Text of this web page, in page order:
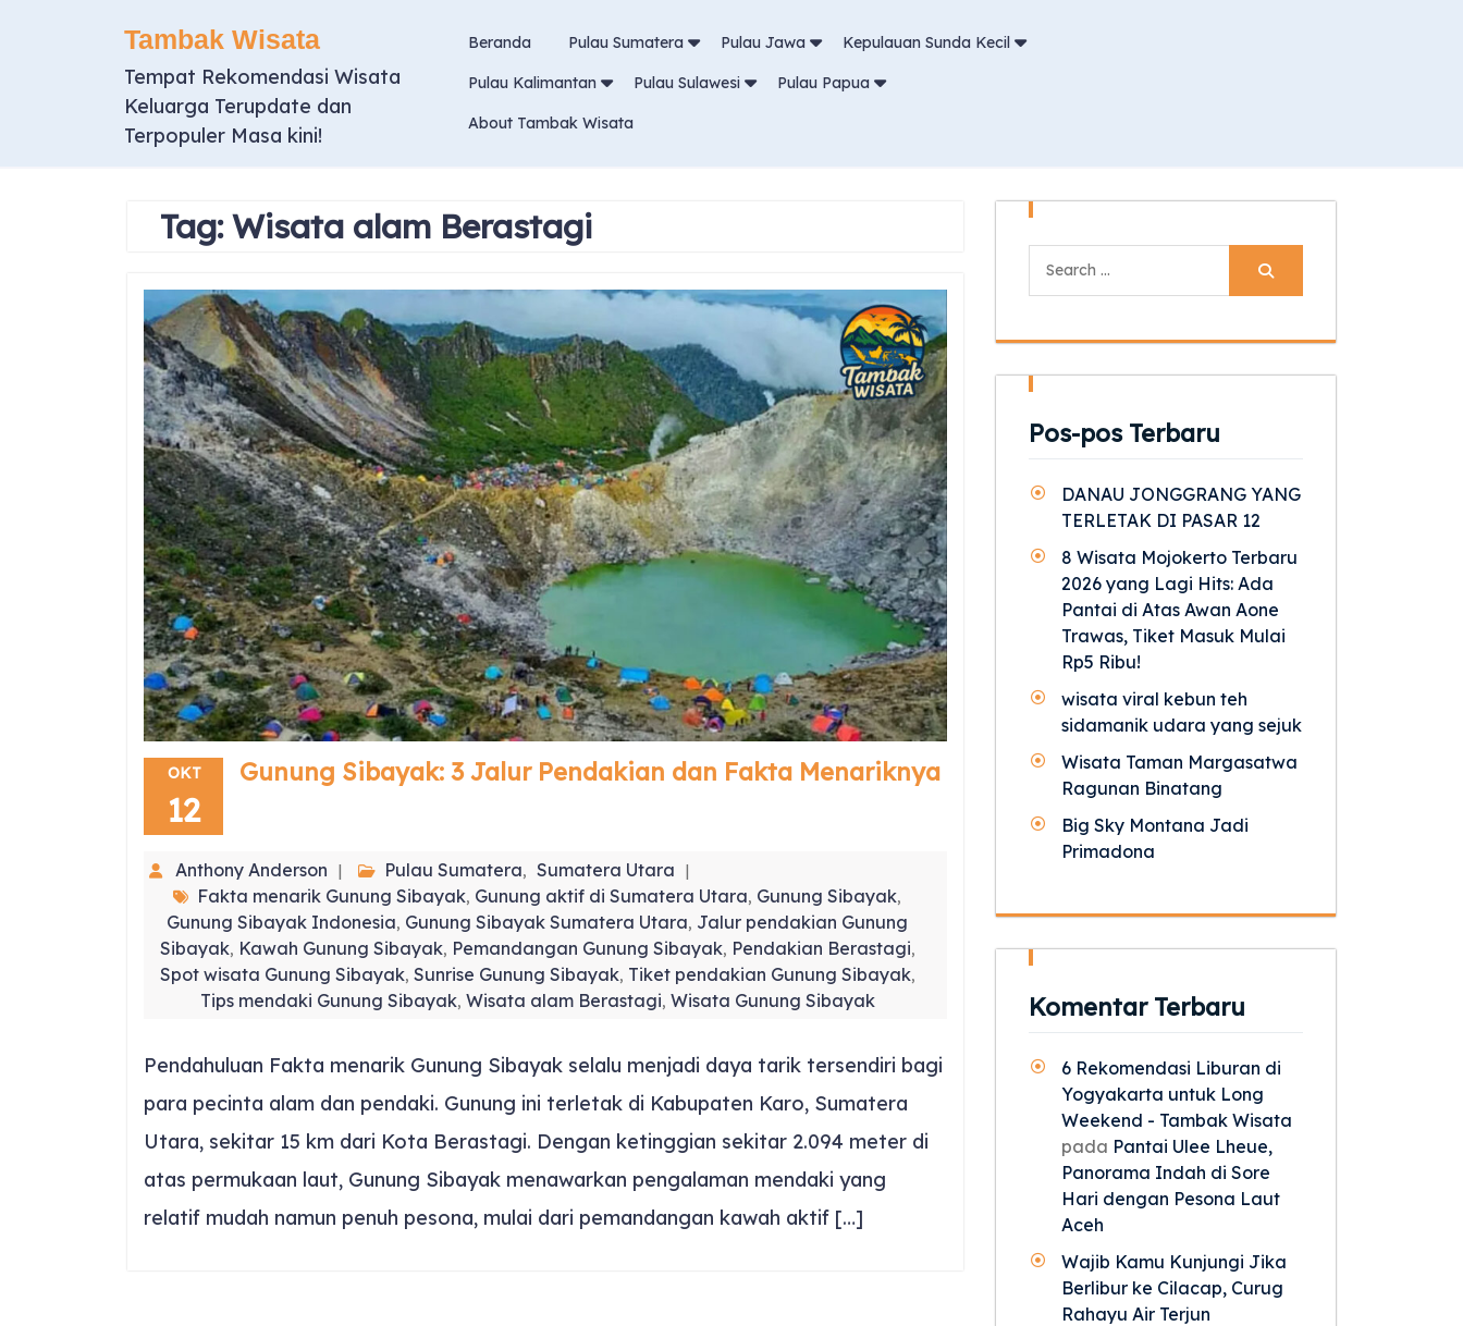
Tambak Wisata
Tempat Rekomendasi Wisata
Keluarga Terupdate dan
Terpopuler Masa kini!
Beranda Pulau Sumatera Pulau Jawa Kepulauan Sunda Kecil
Pulau Kalimantan Pulau Sulawesi Pulau Papua
About Tambak Wisata
Tag:Wisata alam Berastagi
OKT
12
Gunung Sibayak: 3 Jalur Pendakian dan Fakta Menariknya
Anthony Anderson Pulau Sumatera, Sumatera Utara
Fakta menarik Gunung Sibayak, Gunung aktif di Sumatera Utara, Gunung Sibayak,
Gunung Sibayak Indonesia, Gunung Sibayak Sumatera Utara, Jalur pendakian Gunung
Sibayak, Kawah Gunung Sibayak, Pemandangan Gunung Sibayak, Pendakian Berastagi,
Spot wisata Gunung Sibayak, Sunrise Gunung Sibayak, Tiket pendakian Gunung Sibayak,
Tips mendaki Gunung Sibayak, Wisata alam Berastagi, Wisata Gunung Sibayak
Pendahuluan Fakta menarik Gunung Sibayak selalu menjadi daya tarik tersendiri bagi
para pecinta alam dan pendaki. Gunung ini terletak di Kabupaten Karo, Sumatera
Utara, sekitar 15 km dari Kota Berastagi. Dengan ketinggian sekitar 2.094 meter di
atas permukaan laut, Gunung Sibayak menawarkan pengalaman mendaki yang
relatif mudah namun penuh pesona, mulai dari pemandangan kawah aktif […]
Pos-pos Terbaru
DANAU JONGGRANG YANG
TERLETAK DI PASAR 12
8 Wisata Mojokerto Terbaru
2026 yang Lagi Hits: Ada
Pantai di Atas Awan Aone
Trawas, Tiket Masuk Mulai
Rp5 Ribu!
wisata viral kebun teh
sidamanik udara yang sejuk
Wisata Taman Margasatwa
Ragunan Binatang
Big Sky Montana Jadi
Primadona
Komentar Terbaru
6 Rekomendasi Liburan di
Yogyakarta untuk Long
Weekend - Tambak Wisata
pada Pantai Ulee Lheue,
Panorama Indah di Sore
Hari dengan Pesona Laut
Aceh
Wajib Kamu Kunjungi Jika
Berlibur ke Cilacap, Curug
Rahayu Air Terjun